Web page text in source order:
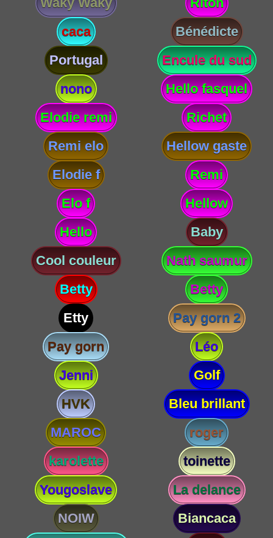
caca
Bénédicte
Portugal
Encule du sud
nono
Hello fasquel
Elodie remi
Richet
Remi elo
Hellow gaste
Elodie f
Remi
Elo f
Hellow
Hello
Baby
Cool couleur
Nath saumur
Betty
Betty
Etty
Pay gorn 2
Pay gorn
Léo
Jenni
Golf
HVK
Bleu brillant
MAROC
roger
karolette
toinette
Yougoslave
La delance
NOIW
Biancaca